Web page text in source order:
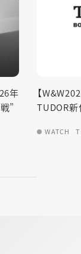
【
イト―
WATCH